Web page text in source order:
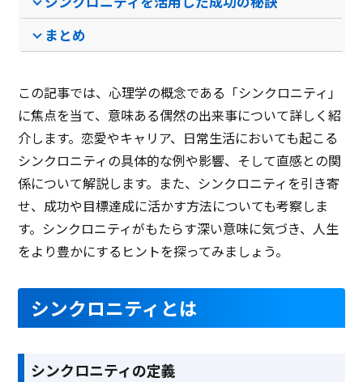
まとめ
この記事では、心理学の概念である「シンクロニティ」
に焦点を当て、意味ある偶然の出来事について詳しく紹
介します。恋愛やキャリア、日常生活においても起こる
シンクロニティの具体的な例や影響、そして直感との関
係について解説します。また、シンクロニティを引き寄
せ、成功や目標達成に活かす方法についても考察しま
す。シンクロニティがもたらす深い意味に気づき、人生
をより豊かにするヒントを探ってみましょう。
シンクロニティとは
シンクロニティの定義